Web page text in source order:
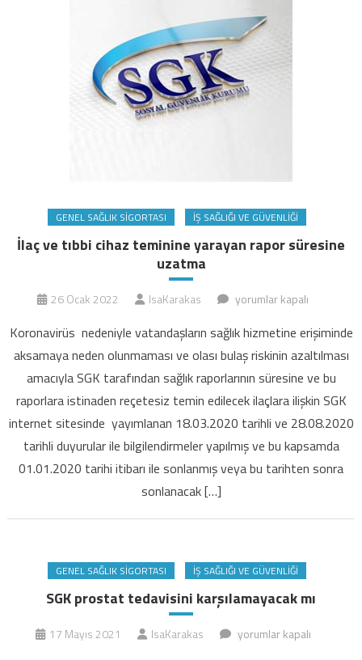
GENEL SAĞLIK SIGORTASI İŞ SAĞLIĞI VE GÜVENLIĞI
İlaç ve tıbbi cihaz teminine yarayan rapor süresine
uzatma
26 Ocak 2022 IsaKarakas
İlaç
tıbbi
cihaz
teminine
yarayan
rapor
süresine
uzatma
için
yorumlar kapalı
Koronavirüs nedeniyle vatandaşların sağlık hizmetine erişiminde
aksamaya neden olunmaması ve olası bulaş riskinin azaltılması
amacıyla SGK tarafından sağlık raporlarının süresine ve bu
raporlara istinaden reçetesiz temin edilecek ilaçlara ilişkin SGK
internet sitesinde yayımlanan 18.03.2020 tarihli ve 28.08.2020
tarihli duyurular ile bilgilendirmeler yapılmış ve bu kapsamda
01.01.2020 tarihi itibarı ile sonlanmış veya bu tarihten sonra
sonlanacak […]
GENEL SAĞLIK SIGORTASI İŞ SAĞLIĞI VE GÜVENLIĞI
SGK prostat tedavisini karşılamayacak mı
17 Mayıs 2021 IsaKarakas
SGK
yorumlar kapalı